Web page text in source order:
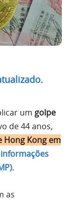
um golpe
de 44 anos,
Hong Kong em
informações
.
as